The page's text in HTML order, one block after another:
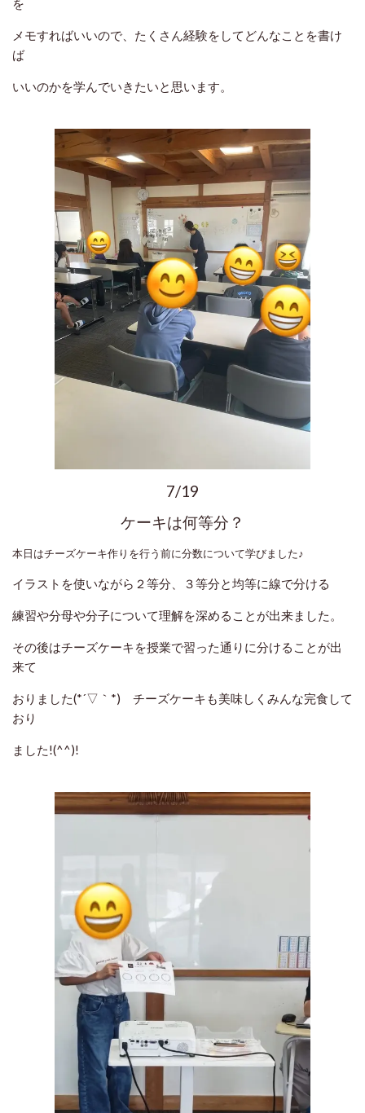
を
メモすればいいので、たくさん経験をしてどんなことを書け
ば
いいのかを学んでいきたいと思います。
7/19
ケーキは何等分？
本日はチーズケーキ作りを行う前に分数について学びました♪
イラストを使いながら２等分、３等分と均等に線で分ける
練習や分母や分子について理解を深めることが出来ました。
その後はチーズケーキを授業で習った通りに分けることが出
来て
おりました(*´▽｀*) チーズケーキも美味しくみんな完食して
おり
ました!(^^)!